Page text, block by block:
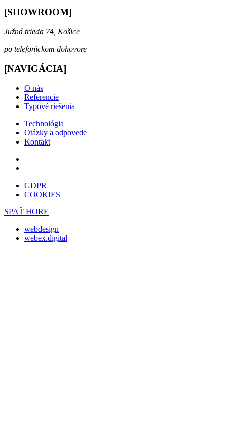
[SHOWROOM]
Južná trieda 74, Košice
po telefonickom dohovore
[NAVIGÁCIA]
O nás
Referencie
Typové riešenia
Technológia
Otázky a odpovede
Kontakt
GDPR
COOKIES
SPAŤ HORE
webdesign
webex.digital